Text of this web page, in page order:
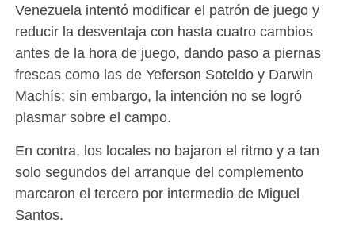
Venezuela intentó modificar el patrón de juego y
reducir la desventaja con hasta cuatro cambios
antes de la hora de juego, dando paso a piernas
frescas como las de Yeferson Soteldo y Darwin
Machís; sin embargo, la intención no se logró
plasmar sobre el campo.
En contra, los locales no bajaron el ritmo y a tan
solo segundos del arranque del complemento
marcaron el tercero por intermedio de Miguel
Santos.